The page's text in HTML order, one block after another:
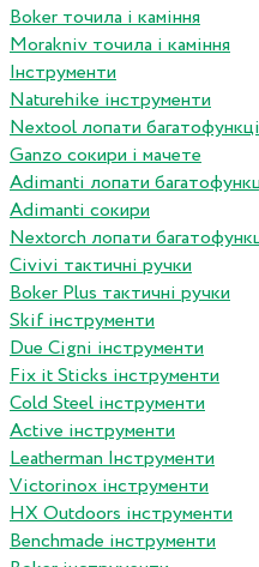
Boker точила і каміння
Morakniv точила і каміння
Інструменти
Naturehike інструменти
Nextool лопати
Ganzo сокири і мачете
Adimanti лопати
Adimanti сокири
Nextorch лопати
Сivivi тактичні ручки
Boker Plus тактичні ручки
Skif інструменти
Due Cigni інструменти
Fix it Sticks інструменти
Сold Steel інструменти
Active інструменти
Leatherman Інструменти
Victorinox інструменти
HX Outdoors інструменти
Benchmade інструменти